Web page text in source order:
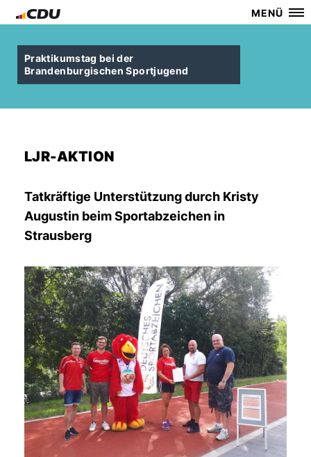
MENÜ
Praktikumstag bei der
Brandenburgischen Sportjugend
LJR-AKTION
Tatkräftige Unterstützung durch Kristy
Augustin beim Sportabzeichen in
Strausberg